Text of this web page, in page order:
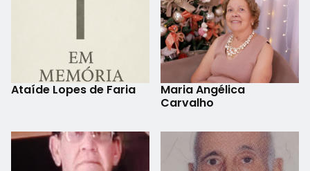
Ataíde Lopes de Faria
Maria Angélica
Carvalho